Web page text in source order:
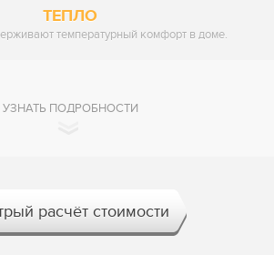
ТЕПЛО
температурный комфорт в доме.
УЗНАТЬ ПОДРОБНОСТИ
расчёт стоимости